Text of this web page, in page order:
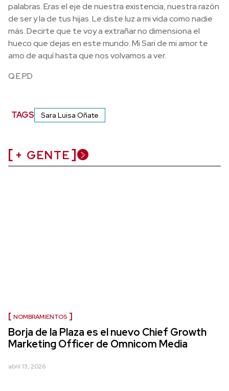
palabras. Eras el eje de nuestra existencia, nuestra razón
de ser y la de tus hijas. Le diste luz a mi vida como nadie
más. Decirte que te voy a extrañar no dimensiona el
hueco que dejas en este mundo. Mi Sari de mi amor te
amo de aquí hasta que nos volvamos a ver.
Q.E.P.D
TAGS Sara Luisa Oñate
+ GENTE
NOMBRAMIENTOS
Borja de la Plaza es el nuevo Chief Growth
Marketing Officer de Omnicom Media
abril 13, 2026